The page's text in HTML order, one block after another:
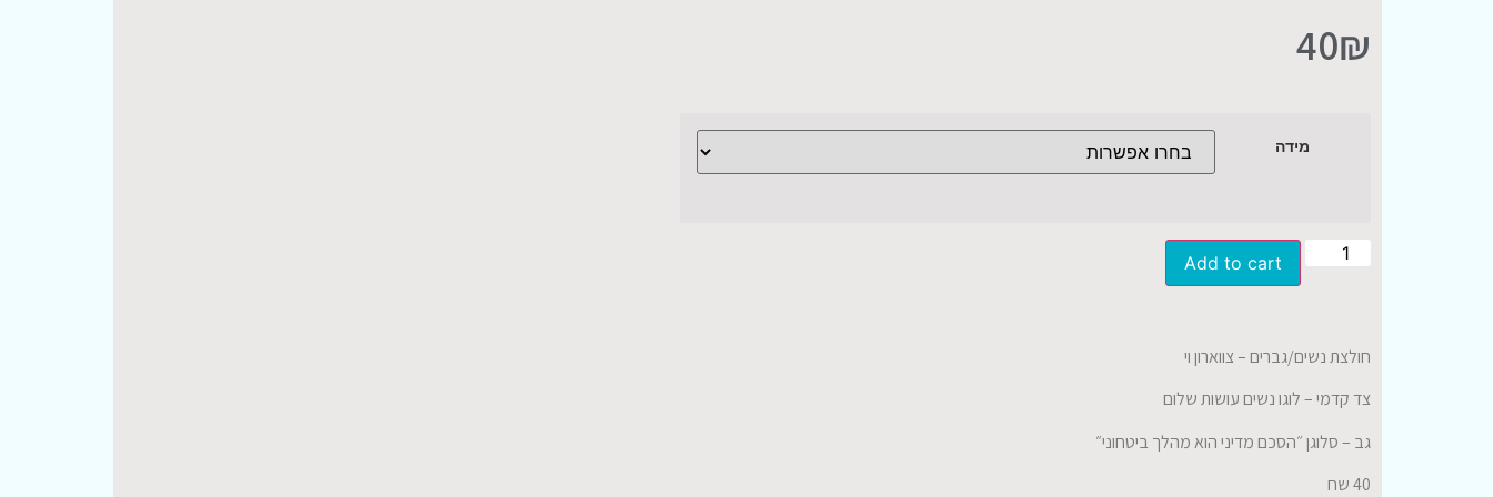
40₪
מידה
Add to cart
חולצת נשים/גברים – צווארון וי
צד קדמי – לוגו נשים עושות שלום
גב – סלוגן ״הסכם מדיני הוא מהלך ביטחוני״
40 שח